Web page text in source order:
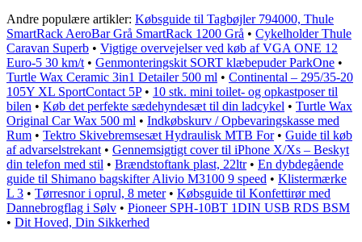
Andre populære artikler: Købsguide til Tagbøjler 794000, Thule
SmartRack AeroBar Grå SmartRack 1200 Grå • Cykelholder Thule
Caravan Superb • Vigtige overvejelser ved køb af VGA ONE 12
Euro-5 30 km/t • Genmonteringskit SORT klæbepuder ParkOne •
Turtle Wax Ceramic 3in1 Detailer 500 ml • Continental – 295/35-20
105Y XL SportContact 5P• 10 stk. mini toilet- og opkastposer til
bilen • Køb det perfekte sædehyndesæt til din ladcykel • Turtle Wax
Original Car Wax 500 ml • Indkøbskurv / Opbevaringskasse med
Rum • Tektro Skivebremsesæt Hydraulisk MTB For• Guide til køb
af advarselstrekant • Gennemsigtigt cover til iPhone X/Xs – Beskyt
din telefon med stil • Brændstoftank plast, 22ltr• En dybdegående
guide til Shimano bagskifter Alivio M3100 9 speed • Klistermærke
L 3 • Tørresnor i oprul, 8 meter• Købsguide til Konfettirør med
Dannebrogflag i Sølv • Pioneer SPH-10BT 1DIN USB RDS BSM
• Dit Hoved, Din Sikkerhed